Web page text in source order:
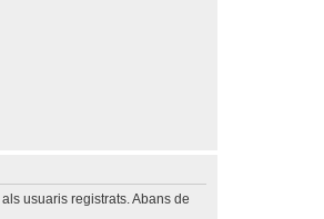
usuaris registrats. Abans de